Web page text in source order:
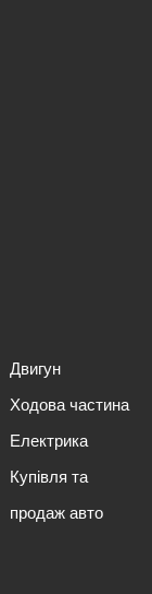
Двигун
Ходова частина
Електрика
Купівля та
продаж авто